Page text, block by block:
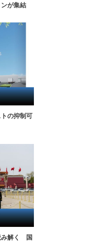
が集結
の抑制可
み解く 国